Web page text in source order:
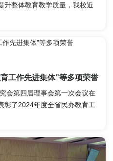
升整体教育教学质量，我校近
工作先进集体”等多项荣誉
会第四届理事会第一次会议在
彰了2024年度全省民办教育工